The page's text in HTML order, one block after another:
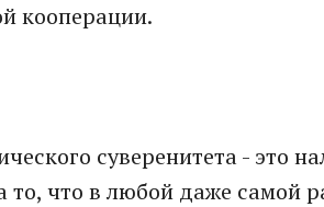
кооперации.
суверенитета - это
то, что в любой даже самой